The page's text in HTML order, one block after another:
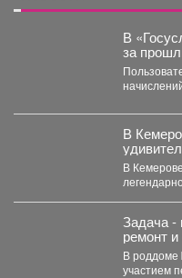
В
за
В
В
Задача -
ремонт
и
В роддоме
участием